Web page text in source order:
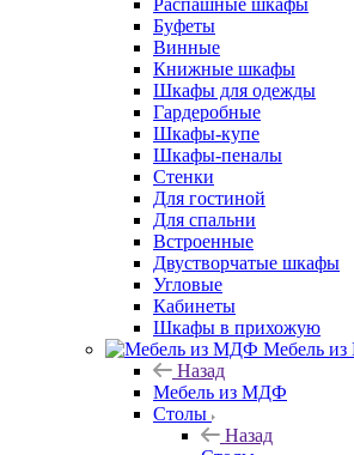
Распашные шкафы
Буфеты
Винные
Книжные шкафы
Шкафы для одежды
Гардеробные
Шкафы-купе
Шкафы-пеналы
Стенки
Для гостиной
Для спальни
Встроенные
Двустворчатые шкафы
Угловые
Кабинеты
Шкафы в прихожую
Мебель
Назад
Мебель из МДФ
Столы
Назад